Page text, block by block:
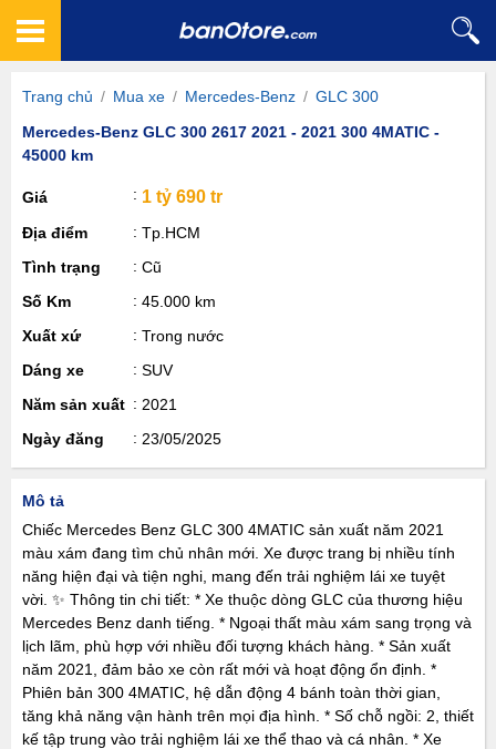
Trang chủ / Mua xe / Mercedes-Benz / GLC 300
Mercedes-Benz GLC 300 2617 2021 - 2021 300 4MATIC -
45000 km
Giá 1 tỷ 690 tr
Địa điểm
Tp.HCM
Tình trạng
Cũ
Số Km
45.000 km
Xuất xứ
Trong nước
Dáng xe
SUV
Năm sản xuất
2021
Ngày đăng
23/05/2025
Mô tả
Chiếc Mercedes Benz GLC 300 4MATIC sản xuất năm 2021
màu xám đang tìm chủ nhân mới. Xe được trang bị nhiều tính
năng hiện đại và tiện nghi, mang đến trải nghiệm lái xe tuyệt
vời. ✨ Thông tin chi tiết: * Xe thuộc dòng GLC của thương hiệu
Mercedes Benz danh tiếng. * Ngoại thất màu xám sang trọng và
lịch lãm, phù hợp với nhiều đối tượng khách hàng. * Sản xuất
năm 2021, đảm bảo xe còn rất mới và hoạt động ổn định. *
Phiên bản 300 4MATIC, hệ dẫn động 4 bánh toàn thời gian,
tăng khả năng vận hành trên mọi địa hình. * Số chỗ ngồi: 2, thiết
kế tập trung vào trải nghiệm lái xe thể thao và cá nhân. * Xe